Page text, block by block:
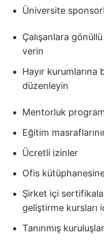
Üniversite
Çalışanlara
verin
Hayır kurumlarına
düzenleyin
Mentorluk
Eğitim
Ücretli izinler
Ofis kütüphanesine
Şirket içi
geliştirme kursları
Tanınmış